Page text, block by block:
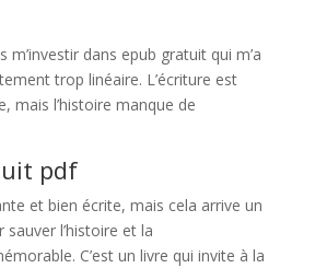
m’investir dans epub gratuit qui m’a
trop linéaire. L’écriture est
mais l’histoire manque de
pdf
et bien écrite, mais cela arrive un
l’histoire et la
C’est un livre qui invite à la